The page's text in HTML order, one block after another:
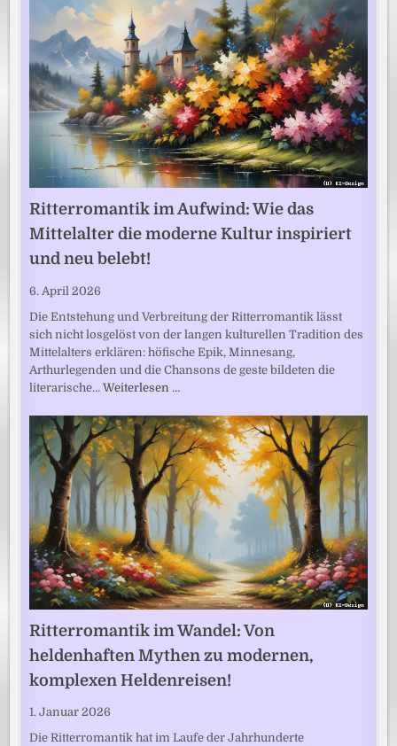
Ritterromantik im Aufwind: Wie das
Mittelalter die moderne Kultur inspiriert
und neu belebt!
6. April 2026
Die Entstehung und Verbreitung der Ritterromantik lässt
sich nicht losgelöst von der langen kulturellen Tradition des
Mittelalters erklären: höfische Epik, Minnesang,
Arthurlegenden und die Chansons de geste bildeten die
literarische…Weiterlesen …
Ritterromantik im Wandel: Von
heldenhaften Mythen zu modernen,
komplexen Heldenreisen!
1. Januar 2026
Die Ritterromantik hat im Laufe der Jahrhunderte